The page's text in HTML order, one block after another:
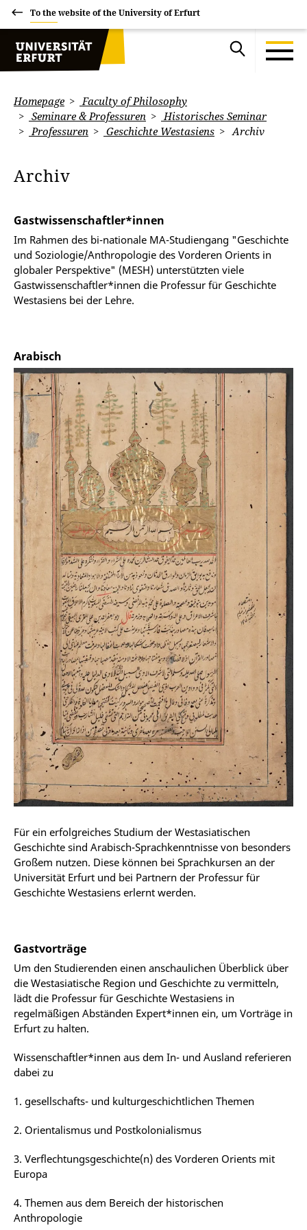
To the website of the University of Erfurt
Homepage
Faculty of Philosophy
Seminare & Professuren
Historisches Seminar
Professuren
Geschichte Westasiens Archiv
Archiv
Gastwissenschaftler*innen
Im Rahmen des bi-nationale MA-Studiengang "Geschichte
und Soziologie/Anthropologie des Vorderen Orients in
globaler Perspektive" (MESH) unterstützten viele
Gastwissenschaftler*innen die Professur für Geschichte
Westasiens bei der Lehre.
Arabisch
Für ein erfolgreiches Studium der Westasiatischen
Geschichte sind Arabisch-Sprachkenntnisse von besonders
Großem nutzen. Diese können bei Sprachkursen an der
Universität Erfurt und bei Partnern der Professur für
Geschichte Westasiens erlernt werden.
Gastvorträge
Um den Studierenden einen anschaulichen Überblick über
die Westasiatische Region und Geschichte zu vermitteln,
lädt die Professur für Geschichte Westasiens in
regelmäßigen Abständen Expert*innen ein, um Vorträge in
Erfurt zu halten.
Wissenschaftler*innen aus dem In- und Ausland referieren
dabei zu
1. gesellschafts- und kulturgeschichtlichen Themen
2. Orientalismus und Postkolonialismus
3. Verflechtungsgeschichte(n) des Vorderen Orients mit
Europa
4. Themen aus dem Bereich der historischen
Anthropologie